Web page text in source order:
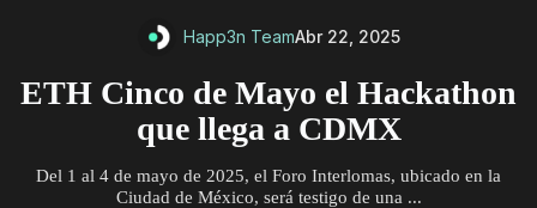
Happ3n TeamAbr 22, 2025
ETH Cinco de Mayo el Hackathon
que llega a CDMX
Del 1 al 4 de mayo de 2025, el Foro Interlomas, ubicado en la
Ciudad de México, será testigo de una ...